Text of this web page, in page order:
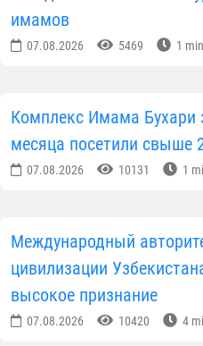
имамов
07.08.2026 5469 1
Комплекс Имама Бухари
месяца посетили свыше
07.08.2026 10131 1
Международный
цивилизации
высокое признание
07.08.2026 10420 4